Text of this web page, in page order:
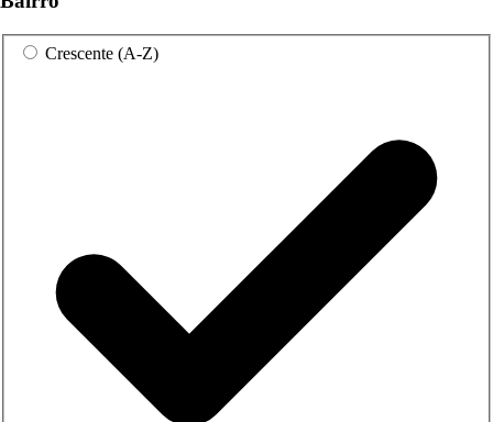
Crescente (A-Z)